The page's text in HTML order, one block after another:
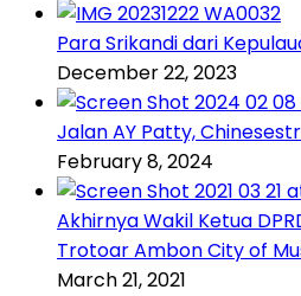
Para Srikandi dari
December 22, 2023
Jalan AY Patty,
February 8, 2024
Akhirnya Wakil Ketua
Trotoar Ambon City of
March 21, 2021